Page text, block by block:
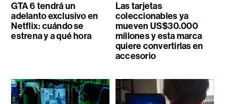
GTA 6 tendrá un
adelanto exclusivo en
Netflix: cuándo se
estrena y a qué hora
Las tarjetas
coleccionables ya
mueven US$30.000
millones y esta marca
quiere convertirlas en
accesorio